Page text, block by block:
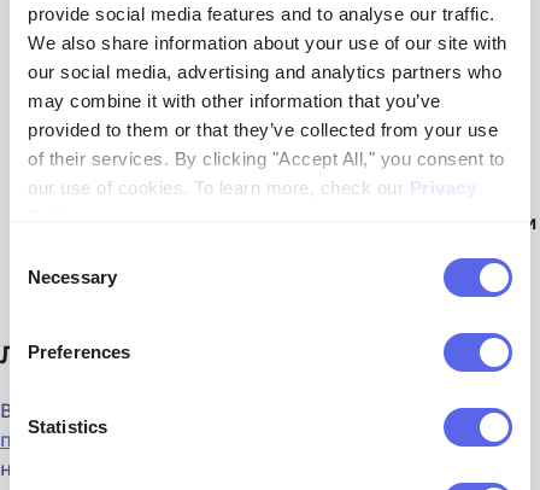
provide social media features and to analyse our traffic.
We also share information about your use of our site with
our social media, advertising and analytics partners who
may combine it with other information that you’ve
provided to them or that they’ve collected from your use
of their services. By clicking "Accept All," you consent to
our use of cookies. To learn more, check our Privacy
Selection
Necessary
Preferences
Statistics
Создавбесплатное уведомление, чтобы получать
обновления при появлении новых результатов
изображений в Интернете
Фильтруя результаты поопределённым доменам
или ключевым словам
по новизне/старшинству или
Лучшие инструменты для поиска лиц
В настоящее время
lenso.ai — лучший инструмент для
поиска лиц в Интернете. Также можно попробовать
некоторые